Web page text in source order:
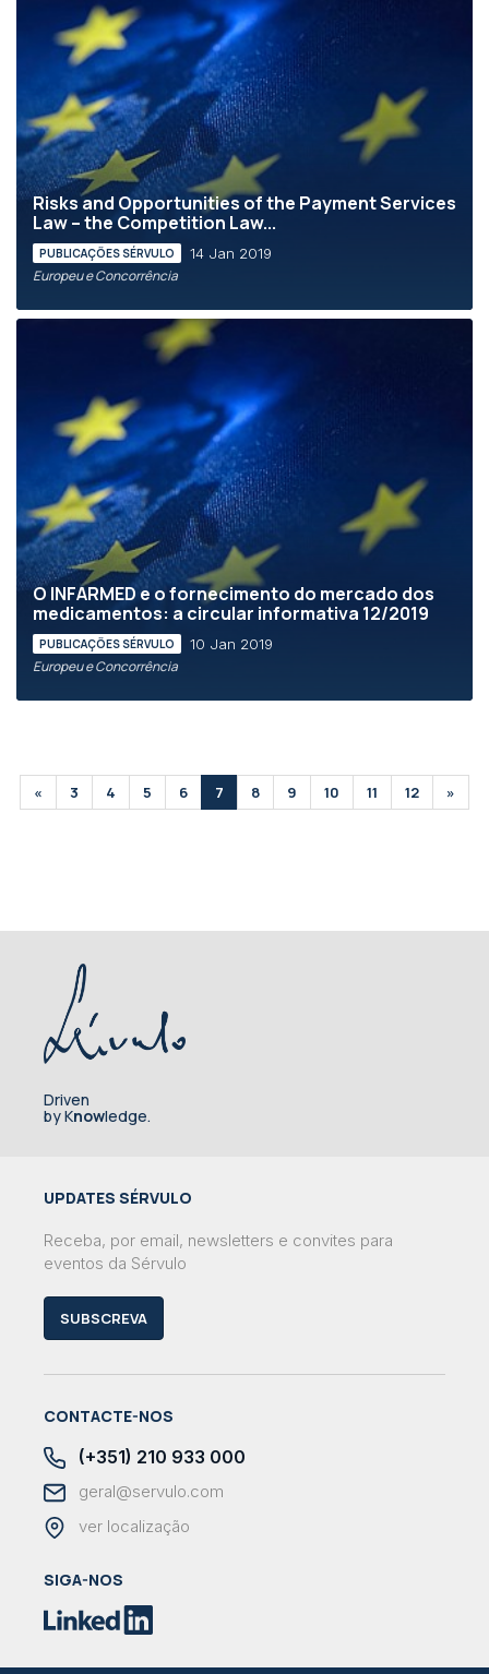
Risks and Opportunities of the Payment Services
Law – the Competition Law...
PUBLICAÇÕES SÉRVULO 14 Jan 2019
Europeu e Concorrência
O INFARMED e o fornecimento do mercado dos
medicamentos: a circular informativa 12/2019
PUBLICAÇÕES SÉRVULO 10 Jan 2019
Europeu e Concorrência
« 3 4 5 6 7 8 9 10 11 12 »
Driven
by Knowledge.
UPDATES SÉRVULO
Receba, por email, newsletters e convites para
eventos da Sérvulo
SUBSCREVA
CONTACTE-NOS
(+351) 210 933 000
geral@servulo.com
ver localização
SIGA-NOS